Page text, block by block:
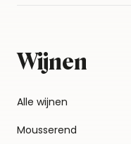
Wijnen
Alle wijnen
Mousserend